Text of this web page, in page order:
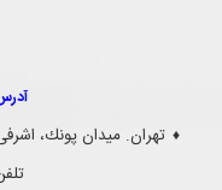
♦ تهران. ميدان پونك، اشرفی